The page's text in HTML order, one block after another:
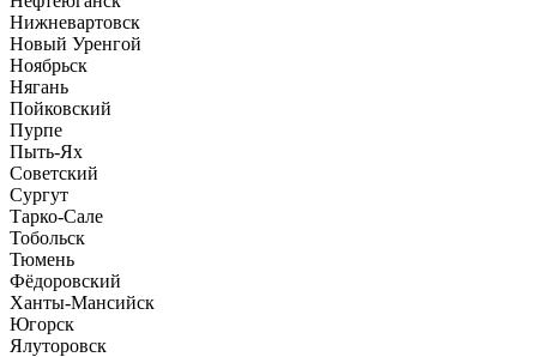
Нижневартовск
Новый Уренгой
Ноябрьск
Нягань
Пойковский
Пурпе
Пыть-Ях
Советский
Сургут
Тарко-Сале
Тобольск
Тюмень
Фёдоровский
Ханты-Мансийск
Югорск
Ялуторовск